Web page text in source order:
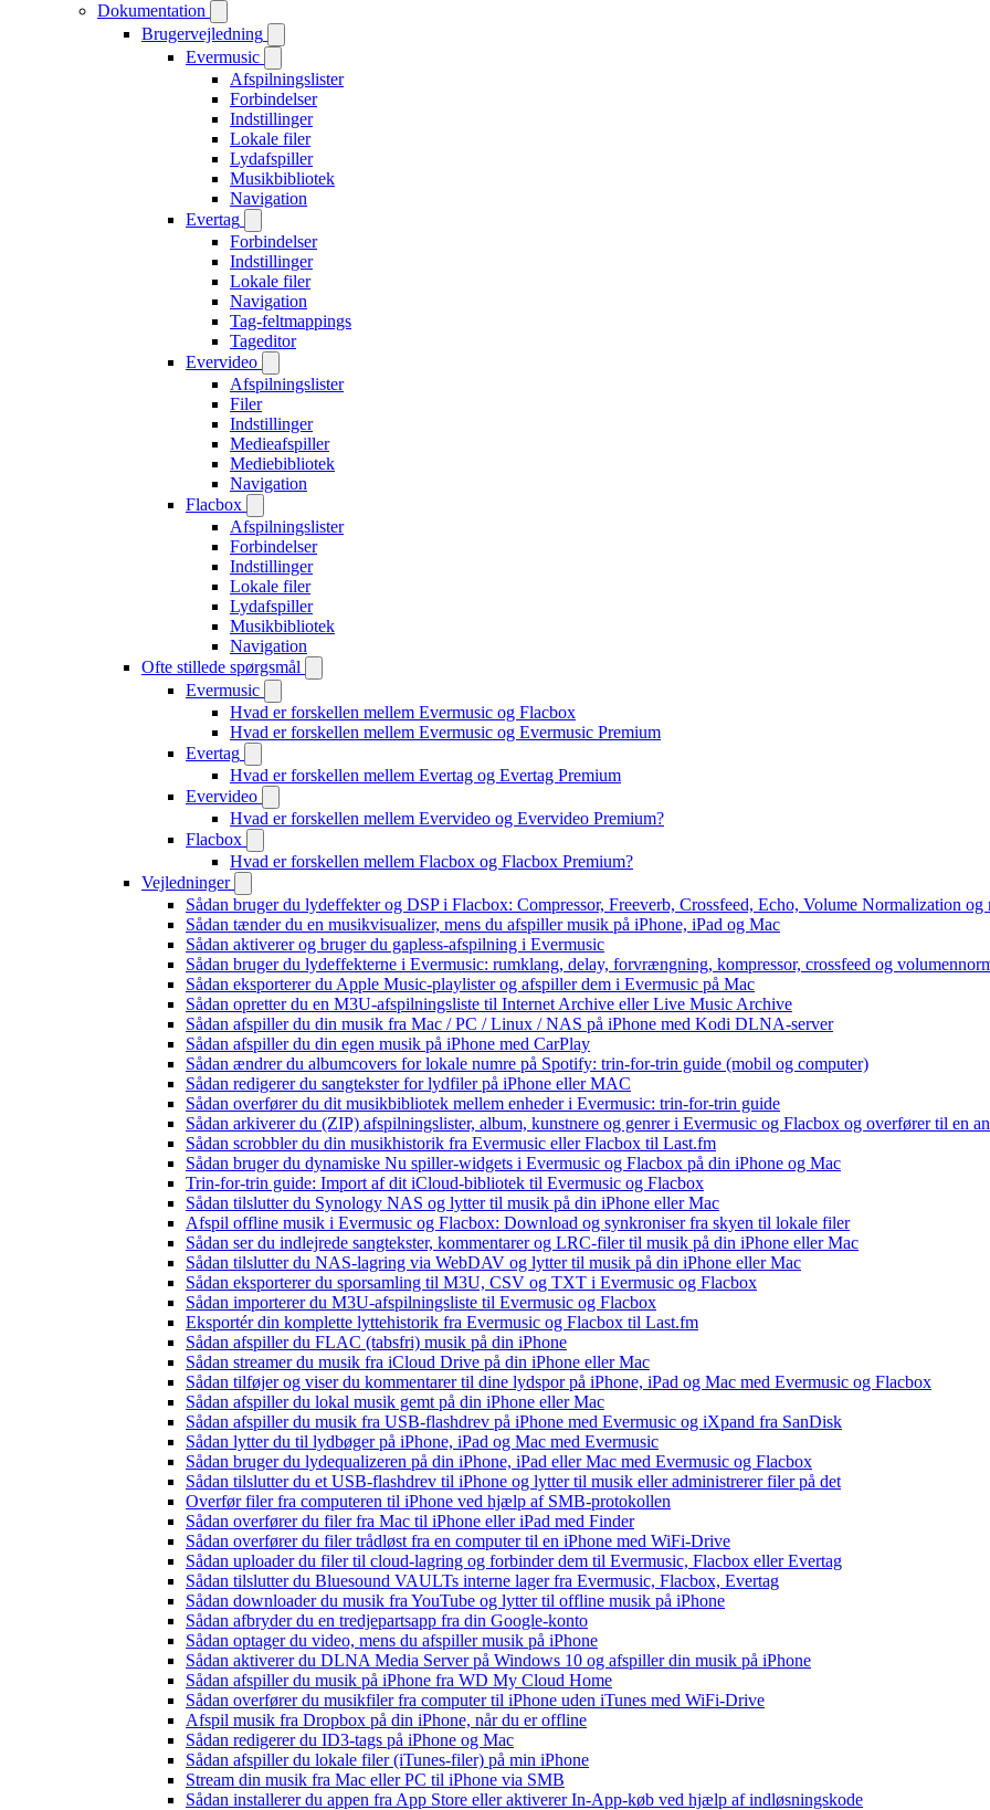
Dokumentation
Brugervejledning
Evermusic
Afspilningslister
Forbindelser
Indstillinger
Lokale filer
Lydafspiller
Musikbibliotek
Navigation
Evertag
Forbindelser
Indstillinger
Lokale filer
Navigation
Tag-feltmappings
Tageditor
Evervideo
Afspilningslister
Filer
Indstillinger
Medieafspiller
Mediebibliotek
Navigation
Flacbox
Afspilningslister
Forbindelser
Indstillinger
Lokale filer
Lydafspiller
Musikbibliotek
Navigation
Ofte stillede spørgsmål
Evermusic
Hvad er forskellen mellem Evermusic og Flacbox
Hvad er forskellen mellem Evermusic og Evermusic Premium
Evertag
Hvad er forskellen mellem Evertag og Evertag Premium
Evervideo
Hvad er forskellen mellem Evervideo og Evervideo Premium?
Flacbox
Hvad er forskellen mellem Flacbox og Flacbox Premium?
Vejledninger
Sådan bruger du lydeffekter og DSP i Flacbox: Compressor, Freeverb, Crossfeed, Echo, Volume Normalization og
Sådan tænder du en musikvisualizer, mens du afspiller musik på iPhone, iPad og Mac
Sådan aktiverer og bruger du gapless-afspilning i Evermusic
Sådan bruger du lydeffekterne i Evermusic: rumklang, delay, forvrængning, kompressor, crossfeed og
Sådan eksporterer du Apple Music-playlister og afspiller dem i Evermusic på Mac
Sådan opretter du en M3U-afspilningsliste til Internet Archive eller Live Music Archive
Sådan afspiller du din musik fra Mac / PC / Linux / NAS på iPhone med Kodi DLNA-server
Sådan afspiller du din egen musik på iPhone med CarPlay
Sådan ændrer du albumcovers for lokale numre på Spotify: trin-for-trin guide (mobil og computer)
Sådan redigerer du sangtekster for lydfiler på iPhone eller MAC
Sådan overfører du dit musikbibliotek mellem enheder i Evermusic: trin-for-trin guide
Sådan arkiverer du (ZIP) afspilningslister, album, kunstnere og genrer i Evermusic og Flacbox og overfører til en
Sådan scrobbler du din musikhistorik fra Evermusic eller Flacbox til Last.fm
Sådan bruger du dynamiske Nu spiller-widgets i Evermusic og Flacbox på din iPhone og Mac
Trin-for-trin guide: Import af dit iCloud-bibliotek til Evermusic og Flacbox
Sådan tilslutter du Synology NAS og lytter til musik på din iPhone eller Mac
Afspil offline musik i Evermusic og Flacbox: Download og synkroniser fra skyen til lokale filer
Sådan ser du indlejrede sangtekster, kommentarer og LRC-filer til musik på din iPhone eller Mac
Sådan tilslutter du NAS-lagring via WebDAV og lytter til musik på din iPhone eller Mac
Sådan eksporterer du sporsamling til M3U, CSV og TXT i Evermusic og Flacbox
Sådan importerer du M3U-afspilningsliste til Evermusic og Flacbox
Eksportér din komplette lyttehistorik fra Evermusic og Flacbox til Last.fm
Sådan afspiller du FLAC (tabsfri) musik på din iPhone
Sådan streamer du musik fra iCloud Drive på din iPhone eller Mac
Sådan tilføjer og viser du kommentarer til dine lydspor på iPhone, iPad og Mac med Evermusic og Flacbox
Sådan afspiller du lokal musik gemt på din iPhone eller Mac
Sådan afspiller du musik fra USB-flashdrev på iPhone med Evermusic og iXpand fra SanDisk
Sådan lytter du til lydbøger på iPhone, iPad og Mac med Evermusic
Sådan bruger du lydequalizeren på din iPhone, iPad eller Mac med Evermusic og Flacbox
Sådan tilslutter du et USB-flashdrev til iPhone og lytter til musik eller administrerer filer på det
Overfør filer fra computeren til iPhone ved hjælp af SMB-protokollen
Sådan overfører du filer fra Mac til iPhone eller iPad med Finder
Sådan overfører du filer trådløst fra en computer til en iPhone med WiFi-Drive
Sådan uploader du filer til cloud-lagring og forbinder dem til Evermusic, Flacbox eller Evertag
Sådan tilslutter du Bluesound VAULTs interne lager fra Evermusic, Flacbox, Evertag
Sådan downloader du musik fra YouTube og lytter til offline musik på iPhone
Sådan afbryder du en tredjepartsapp fra din Google-konto
Sådan optager du video, mens du afspiller musik på iPhone
Sådan aktiverer du DLNA Media Server på Windows 10 og afspiller din musik på iPhone
Sådan afspiller du musik på iPhone fra WD My Cloud Home
Sådan overfører du musikfiler fra computer til iPhone uden iTunes med WiFi-Drive
Afspil musik fra Dropbox på din iPhone, når du er offline
Sådan redigerer du ID3-tags på iPhone og Mac
Sådan afspiller du lokale filer (iTunes-filer) på min iPhone
Stream din musik fra Mac eller PC til iPhone via SMB
Sådan installerer du appen fra App Store eller aktiverer In-App-køb ved hjælp af indløsningskode